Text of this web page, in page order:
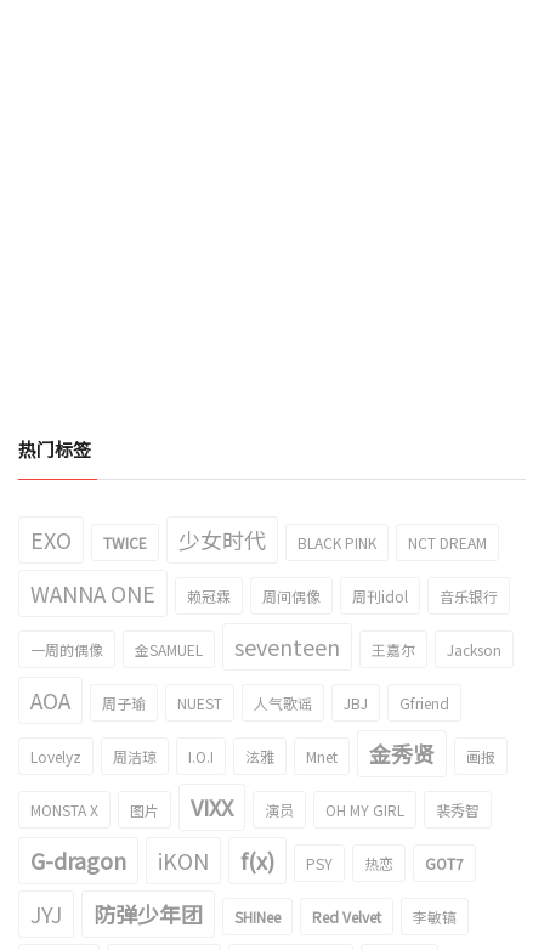
热门标签
EXO TWICE 少女时代 BLACK PINK NCT DREAM
WANNA ONE 赖冠霖 周间偶像 周刊idol 音乐银行
一周的偶像 金SAMUEL seventeen 王嘉尔 Jackson
AOA 周子瑜 NUEST 人气歌谣 JBJ Gfriend
Lovelyz 周洁琼 I.O.I 泫雅 Mnet 金秀贤 画报
MONSTA X 图片 VIXX 演员 OH MY GIRL 裴秀智
G-dragon iKON f(x) PSY 热恋 GOT7
JYJ 防弹少年团 SHINee Red Velvet 李敏镐